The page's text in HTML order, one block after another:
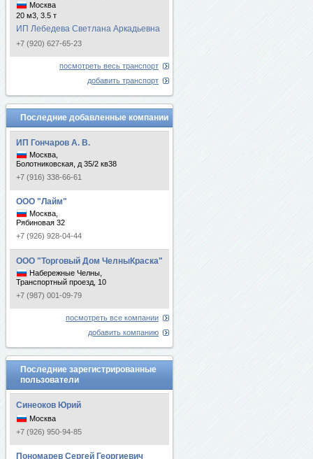
Москва
20 м3, 3.5 т
ИП Лебедева Светлана Аркадьевна
+7 (920) 627-65-23
посмотреть весь транспорт
добавить транспорт
Последние добавленные компании
ИП Гончаров А. В.
Москва,
Болотниковская, д 35/2 кв38
+7 (916) 338-66-61
ООО "Лайм"
Москва,
Рябиновая 32
+7 (926) 928-04-44
ООО "Торговый Дом ЧелныКраска"
Набережные Челны,
Транспортный проезд, 10
+7 (987) 001-09-79
посмотреть все компании
добавить компанию
Последние зарегистрированные
пользователи
Синеоков Юрий
Москва
+7 (926) 950-94-85
Пономарев Сергей Георгиевич